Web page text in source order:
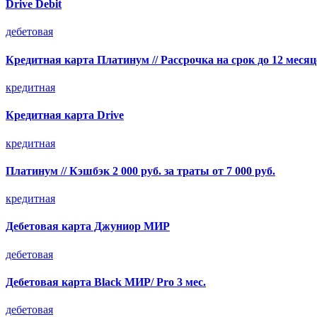
Drive Debit
дебетовая
Кредитная карта Платинум // Рассрочка на срок до 12
кредитная
Кредитная карта Drive
кредитная
Платинум // Кэшбэк 2 000 руб. за траты от 7 000 руб.
кредитная
Дебетовая карта Джуниор МИР
дебетовая
Дебетовая карта Black МИР/ Pro 3 мес.
дебетовая